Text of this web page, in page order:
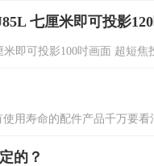
七厘米即可投影
即可投影100吋画面 超短
用寿命的配件产品千万要
的？